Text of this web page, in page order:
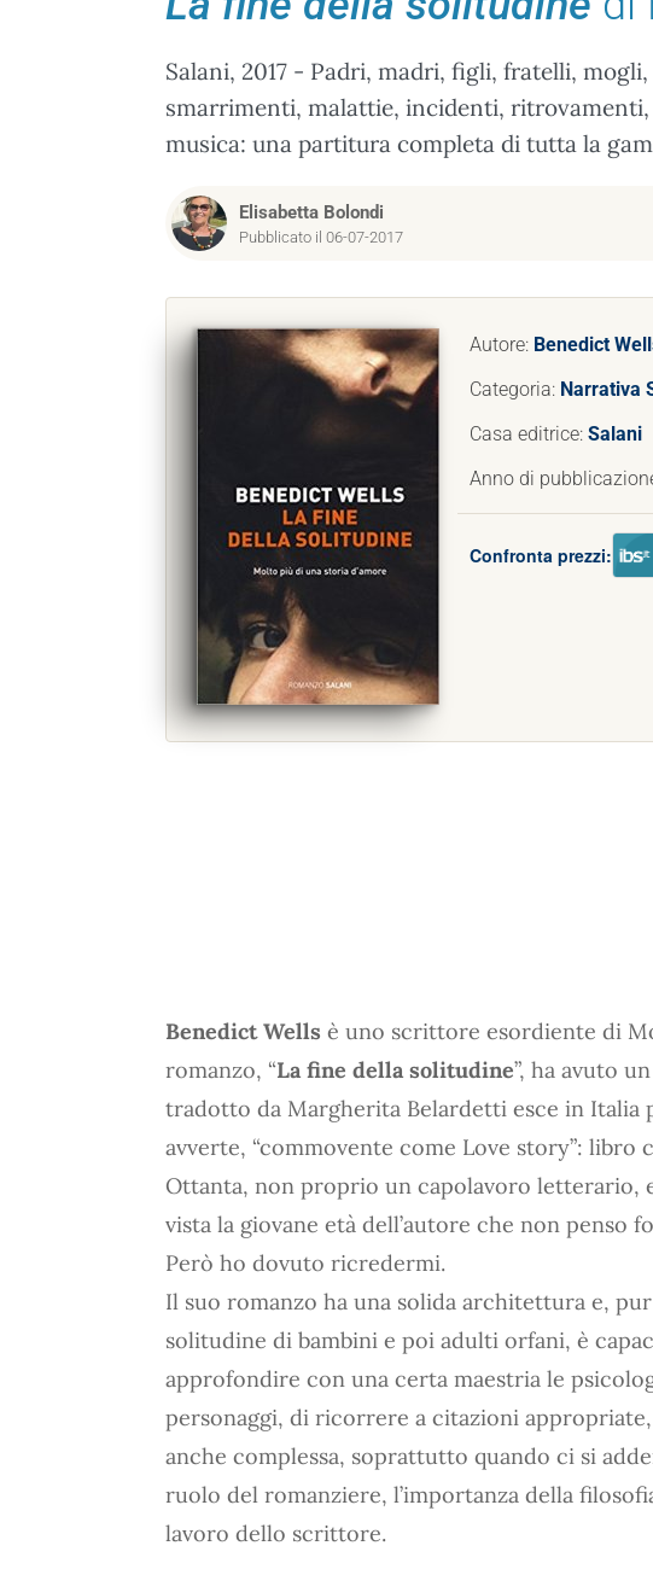
Salani, 2017 - Padri, madri, figli, fratelli,
smarrimenti, malattie, incidenti,
musica: una partitura completa di tutta la
Elisabetta Bolondi
Pubblicato il 06-07-2017
Autore: Benedict
Categoria: Narrativa
Casa editrice: Salani
Anno di
Confronta prezzi:
Benedict Wells è uno scrittore esordiente di
romanzo, “La fine della solitudine”, ha avuto
tradotto da Margherita Belardetti esce in Italia
avverte, “commovente come Love story”:
Ottanta, non proprio un capolavoro letterario,
vista la giovane età dell’autore che non penso
Però ho dovuto ricredermi.
Il suo romanzo ha una solida architettura e,
solitudine di bambini e poi adulti orfani, è
approfondire con una certa maestria le
personaggi, di ricorrere a citazioni
anche complessa, soprattutto quando ci si
ruolo del romanziere, l’importanza della
lavoro dello scrittore.